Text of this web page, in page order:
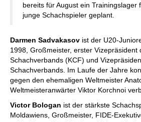
bereits für August ein Trainingslager
junge Schachspieler geplant.
Darmen Sadvakasov ist der U20-
1998, Großmeister, erster Vizepräsident
Schachverbands (KCF) und
Schachverbands. Im Laufe der Jahre
gegen den ehemaligen Weltmeister
Weltmeisteranwärter Viktor Korchnoi
Victor Bologan ist der stärkste
Moldawiens, Großmeister, FIDE-